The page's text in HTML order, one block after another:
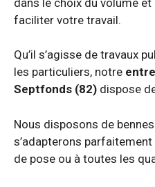
faciliter votre travail.
Qu’il s’agisse de travaux
les particuliers, notre
Septfonds (82) dispose
Nous disposons de
s’adapterons
de pose ou à toutes les